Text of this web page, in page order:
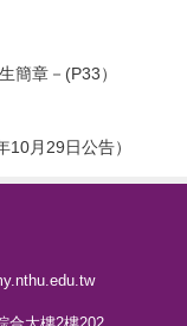
簡章 －(P33）
10月29日公告）